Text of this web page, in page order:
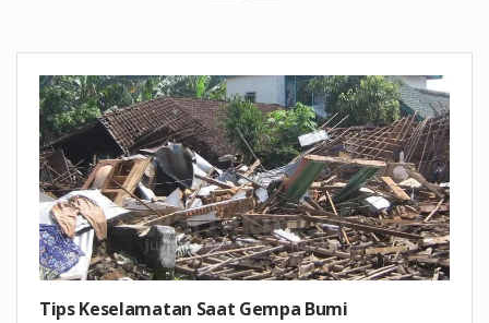
Tips Keselamatan Saat Gempa Bumi